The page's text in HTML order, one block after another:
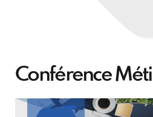
Conférence